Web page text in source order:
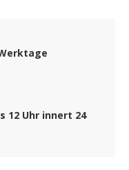
12 Uhr innert 24